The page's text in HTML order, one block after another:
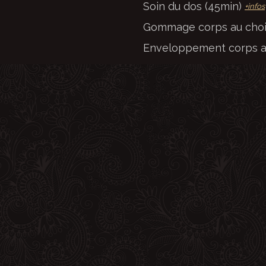
Soin du dos (45min) +infos
Gommage corps au
Enveloppement corps